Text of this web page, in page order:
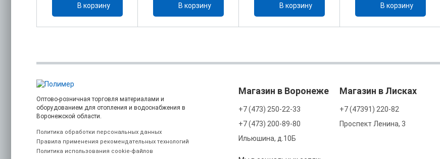
В корзину В корзину В корзину В корзину
Оптово-розничная торговля материалами и
оборудованием для отопления и водоснабжения в
Воронежской области.
Политика обработки персональных данных
Правила применения рекомендательных технологий
Политика использования cookie-файлов
Магазин в Воронеже
+7 (473) 250-22-33
+7 (473) 200-89-80
Ильюшина, д.10Б
Магазин в Лисках
+7 (47391) 220-82
Проспект Ленина, 3